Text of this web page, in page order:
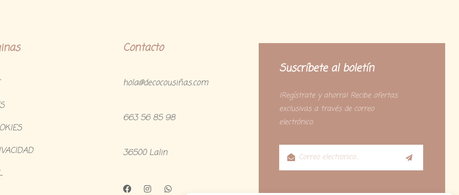
Contacto
hola@decocousiñas.com
663 56 85 98
36500 Lalin
Suscríbete al boletín
¡Regístrate y ahorra! Recibe ofertas
exclusivas a través de correo
electrónico.